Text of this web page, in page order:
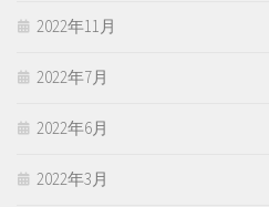
2022年11月
2022年7月
2022年6月
2022年3月